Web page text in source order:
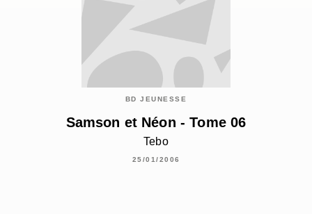
BD JEUNESSE
Samson et Néon - Tome 06
Tebo
25/01/2006